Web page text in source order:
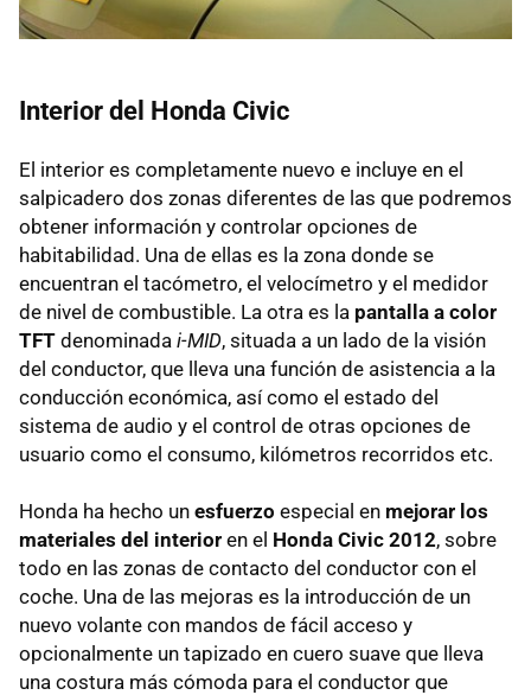
Interior del Honda Civic
El interior es completamente nuevo e incluye en el
salpicadero dos zonas diferentes de las que podremos
obtener información y controlar opciones de
habitabilidad. Una de ellas es la zona donde se
encuentran el tacómetro, el velocímetro y el medidor
de nivel de combustible. La otra es la pantalla a color
TFT denominada i-MID, situada a un lado de la visión
del conductor, que lleva una función de asistencia a la
conducción económica, así como el estado del
sistema de audio y el control de otras opciones de
usuario como el consumo, kilómetros recorridos etc.
Honda ha hecho un esfuerzo especial en mejorar los
materiales del interior en el Honda Civic 2012, sobre
todo en las zonas de contacto del conductor con el
coche. Una de las mejoras es la introducción de un
nuevo volante con mandos de fácil acceso y
opcionalmente un tapizado en cuero suave que lleva
una costura más cómoda para el conductor que